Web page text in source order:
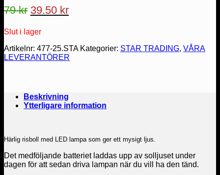
79kr Det
priset
var:
79 kr.
39.50 krDet
är:
39.50 kr.
Slut i lager
Artikelnr: 477-25.STA Kategorier: STAR TRADING, VÅRA
LEVERANTÖRER
Beskrivning
Ytterligare information
Härlig risboll med LED lampa som ger ett mysigt ljus.
Det medföljande batteriet laddas upp av solljuset under
dagen för att sedan driva lampan när du vill ha den tänd.